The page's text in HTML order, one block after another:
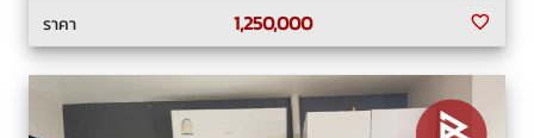
ราคา
1,250,000